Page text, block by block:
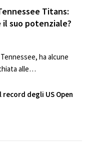
Titans:
il suo potenziale?
ha alcune
alle…
degli US Open